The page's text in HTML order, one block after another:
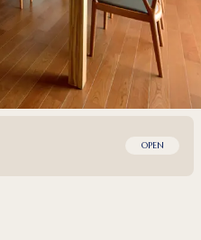
OPEN